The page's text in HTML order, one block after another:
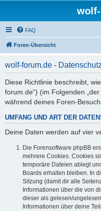
FAQ
Foren-Übersicht
wolf-forum.de -
Diese Richtlinie beschreibt,
forum.de“) (im Folgenden
während deines Foren-
UMFANG UND ART DER
Deine Daten werden auf vier
Die Forensoftware phpBB
mehrere Cookies. Cookies
temporäre Dateien ablegt
Boards erhalten bleiben. In
Sitzung (damit dir alle
Informationen über die von
dieser als gelesen/
Informationen über deine